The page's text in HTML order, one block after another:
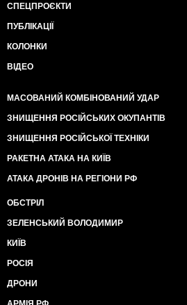
СПЕЦПРОЄКТИ
ПУБЛІКАЦІЇ
КОЛОНКИ
ВІДЕО
МАСОВАНИЙ КОМБІНОВАНИЙ УДАР
ЗНИЩЕННЯ РОСІЙСЬКИХ ОКУПАНТІВ
ЗНИЩЕННЯ РОСІЙСЬКОЇ ТЕХНІКИ
РАКЕТНА АТАКА НА КИЇВ
АТАКА ДРОНІВ НА РЕГІОНИ РФ
ОБСТРІЛ
ЗЕЛЕНСЬКИЙ ВОЛОДИМИР
КИЇВ
РОСІЯ
ДРОНИ